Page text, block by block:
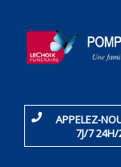
APPELEZ-
7J/7